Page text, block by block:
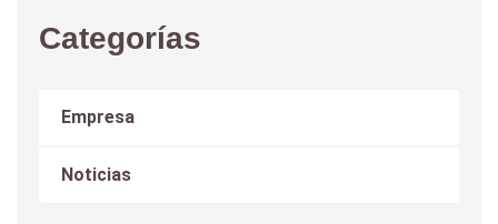
Categorías
Empresa
Noticias